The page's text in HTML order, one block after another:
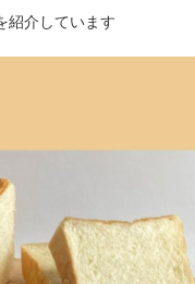
紹介しています